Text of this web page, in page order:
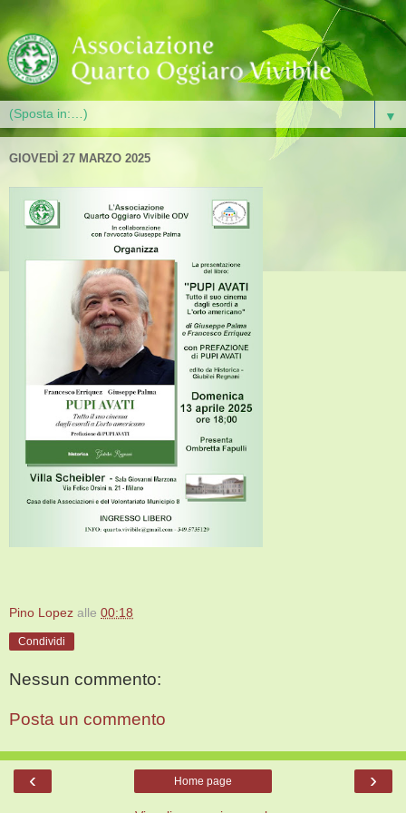
▼
GIOVEDÌ 27 MARZO 2025
Pino Lopez alle 00:18
Condividi
Nessun commento:
Posta un commento
‹ ›
Home page